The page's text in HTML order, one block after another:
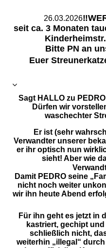
26.03.2026
seit ca. 3 Monaten
Bitte PN an
Euer
Sagt HALLO zu
​Dürfen wir
waschechter
Er ist (sehr
Verwandter unserer
er ihr optisch nun
sieht! Aber wie
​Damit PEDRO seine
nicht noch weiter
wir ihn heute Abend
​Für ihn geht es jetzt in
kastriert, gechipt
schließlich nicht,
weiterhin „illegal“